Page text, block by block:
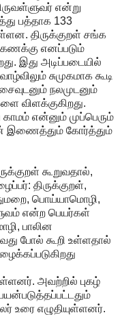
என்று
பத்தாக 133
திருக்குறள் சங்க
எனப்படும்
இது அடிப்படையில்
சுமுகமாக கூடி
நலமுடனும்
விளக்குகிறது.
என்னும் முப்பெரும்
இணைத்தும் கோர்த்தும்
கூறுவதால்,
திருக்குறள்,
பொய்யாமொழி,
என்ற பெயர்கள்
பாலின
போல் கூறி உள்ளதால்
அவற்றில் புகழ்
உரை எழுதியுள்ளனர்.